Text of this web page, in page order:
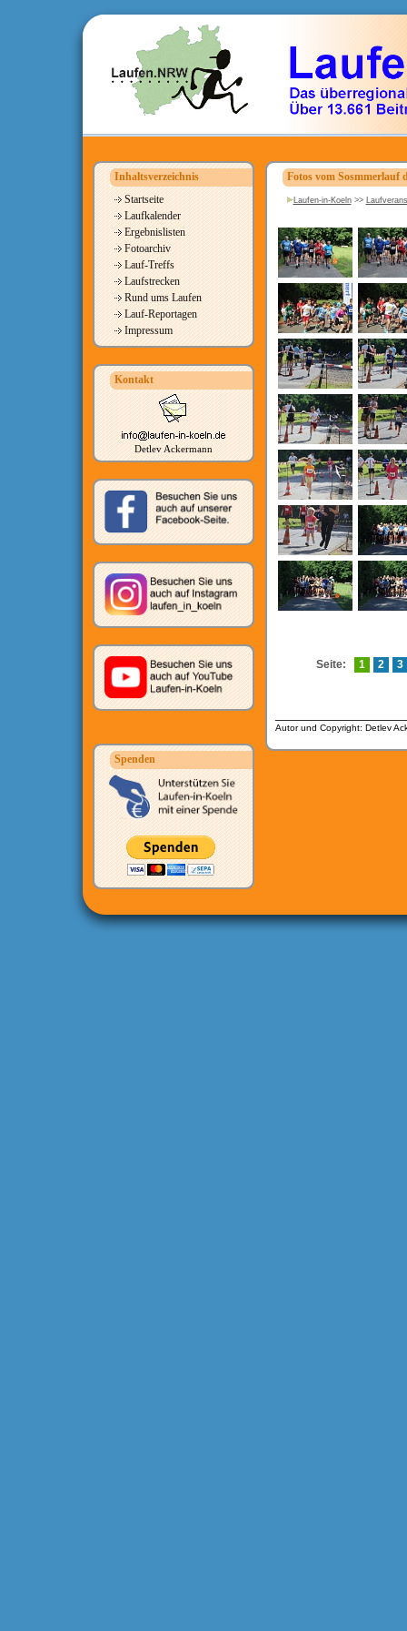
Inhaltsverzeichnis
Startseite
Laufkalender
Ergebnislisten
Fotoarchiv
Lauf-Treffs
Laufstrecken
Rund ums Laufen
Lauf-Reportagen
Impressum
Kontakt
Detlev Ackermann
Spenden
Fotos vom Sosmmerlauf
Laufen-in-Koeln>>
Seite: 1 2 3
Autor und Copyright: Detlev